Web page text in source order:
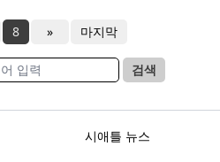
8 » 마지막
검색
시애틀 뉴스